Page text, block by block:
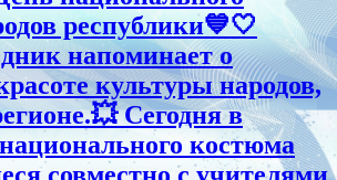
республики💙🤍
напоминает о
культуры народов,
Сегодня в
костюма